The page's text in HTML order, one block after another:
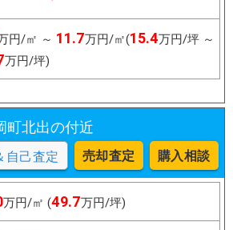
円/㎡ ～ 11.7万円/㎡(15.4万円/坪 ～
万円/坪)
町北出の付近
自己査定 売却査定 購入相談
万円/㎡ (49.7万円/坪)